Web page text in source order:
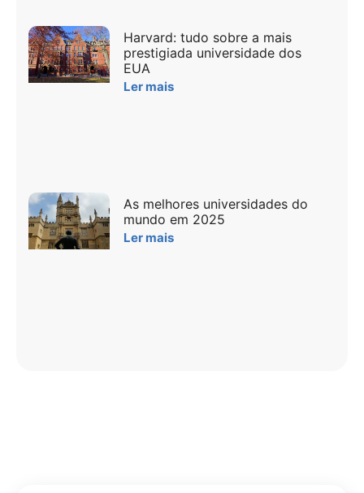
Harvard: tudo sobre a mais
prestigiada universidade dos
EUA
Ler mais
As melhores universidades do
mundo em 2025
Ler mais